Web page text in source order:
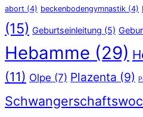
abort (4) beckenbodengymnastik (4)
(15) Geburtseinleitung (5)
Hebamme (29)
(11) Olpe (7) Plazenta (9)